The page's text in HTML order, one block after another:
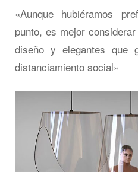
«Aunque hubiéramos
punto, es mejor
diseño y elegantes que
distanciamiento social»